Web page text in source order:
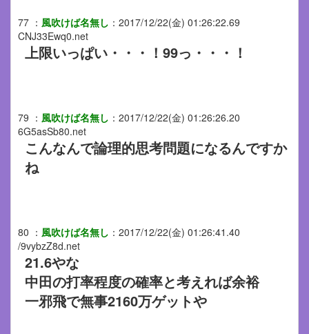
77 ： 風吹けば名無し ： 2017/12/22(金) 01:26:22.69
CNJ33Ewq0.net
上限いっぱい・・・！99っ・・・！
79 ： 風吹けば名無し ： 2017/12/22(金) 01:26:26.20
6G5asSb80.net
こんなんで論理的思考問題になるんですか
ね
80 ： 風吹けば名無し ： 2017/12/22(金) 01:26:41.40
/9vybzZ8d.net
21.6やな
中田の打率程度の確率と考えれば余裕
一邪飛で無事2160万ゲットや